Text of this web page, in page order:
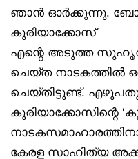
ഞാൻ ഓർക്കുന്നു.
കുരിയാക്കോസ്
എന്റെ അടുത്ത
ചെയ്ത നാടകത്തിൽ
ചെയ്തിട്ടുണ്ട്.
കുരിയാക്കോസിന്റെ
കേരള സാഹിത്യ